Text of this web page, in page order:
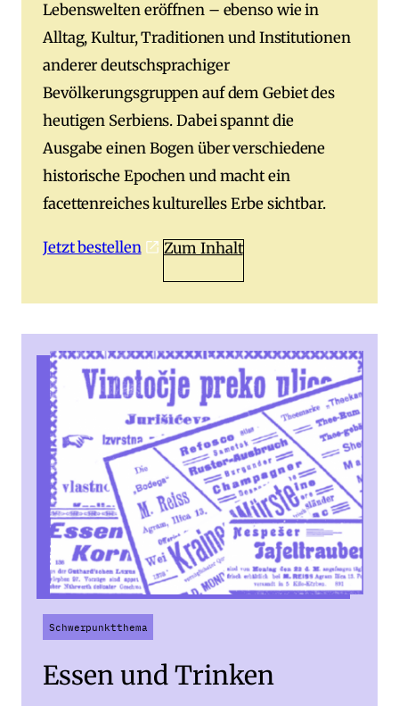
Lebenswelten eröffnen – ebenso wie in
Alltag, Kultur, Traditionen und Institutionen
anderer deutschsprachiger
Bevölkerungsgruppen auf dem Gebiet des
heutigen Serbiens. Dabei spannt die
Ausgabe einen Bogen über verschiedene
historische Epochen und macht ein
facettenreiches kulturelles Erbe sichtbar.
Jetzt bestellen Zum Inhalt
Schwerpunktthema
Essen und Trinken